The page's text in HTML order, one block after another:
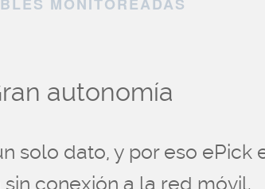
autonomía
solo dato, y por eso ePick
conexión a la red móvil.